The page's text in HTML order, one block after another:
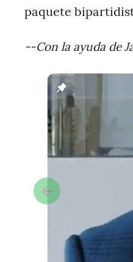
paquete
--Con la ayuda de